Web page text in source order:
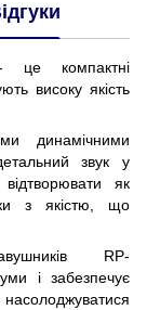
це компактні
високу якість
динамічними
звук у
як
з якістю, що
RP-
і забезпечує